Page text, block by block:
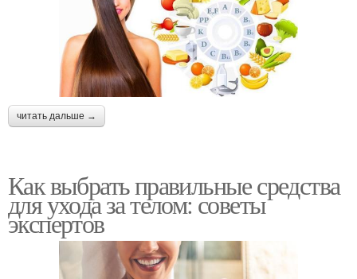
читать дальше →
Как выбрать правильные средства
для ухода за телом: советы
экспертов